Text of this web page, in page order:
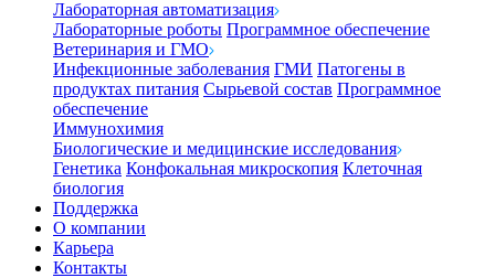
Лабораторная автоматизация
Лабораторные роботы Программное обеспечение
Ветеринария и ГМО
Инфекционные заболевания ГМИ Патогены в
продуктах питания Сырьевой состав Программное
обеспечение
Иммунохимия
Биологические и медицинские исследования
Генетика Конфокальная микроскопия Клеточная
биология
Поддержка
О компании
Карьера
Контакты